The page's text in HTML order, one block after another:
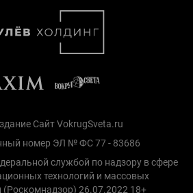
Сайт VokrugSveta.ru
номер ЭЛ № ФС 77 - 83686
службой по надзору в сфере
технологий и массовых
26.07.2022 18+